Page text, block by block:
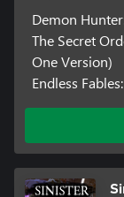
Demon
The Secret
One Version)
Endless